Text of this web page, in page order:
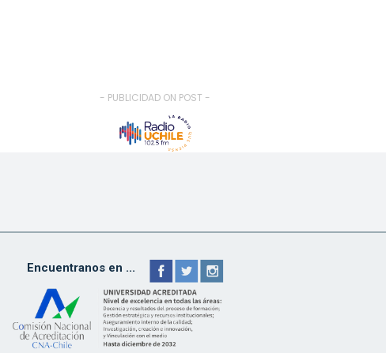
- PUBLICIDAD ON POST -
Encuentranos en ...